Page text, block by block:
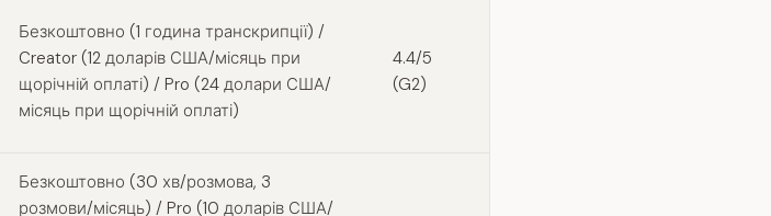
Безкоштовно (1 година транскрипції) /
Creator (12 доларів США/місяць при
щорічній оплаті) / Pro (24 долари США/
місяць при щорічній оплаті)
4.4/5
(G2)
Безкоштовно (30 хв/розмова, 3
розмови/місяць) / Pro (10 доларів США/